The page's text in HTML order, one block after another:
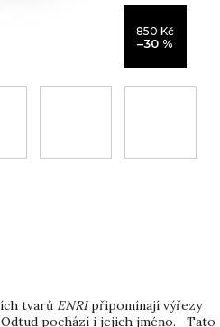
850 Kč
–30 %
tvarů ENRIpřipomínají výřezy
pochází i jejich jméno. Tato